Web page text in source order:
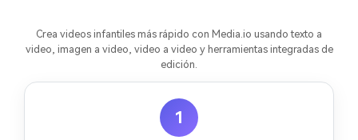
Crea videos infantiles más rápido con Media.io usando texto a
video, imagen a video, video a video y herramientas integradas de
edición.
1